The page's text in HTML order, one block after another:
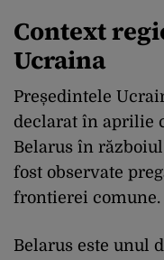
Context
Ucraina
Președintele
declarat în aprilie
Belarus în
fost observate
frontierei comune.
Belarus este unul